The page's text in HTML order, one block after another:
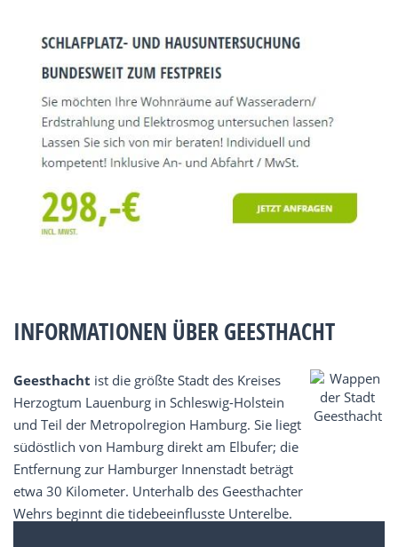
INFORMATIONEN ÜBER GEESTHACHT
Geesthacht ist die größte Stadt des Kreises
Herzogtum Lauenburg in Schleswig-Holstein
und Teil der Metropolregion Hamburg. Sie liegt
südöstlich von Hamburg direkt am Elbufer; die
Entfernung zur Hamburger Innenstadt beträgt
etwa 30 Kilometer. Unterhalb des Geesthachter
Wehrs beginnt die tidebeeinflusste Unterelbe.